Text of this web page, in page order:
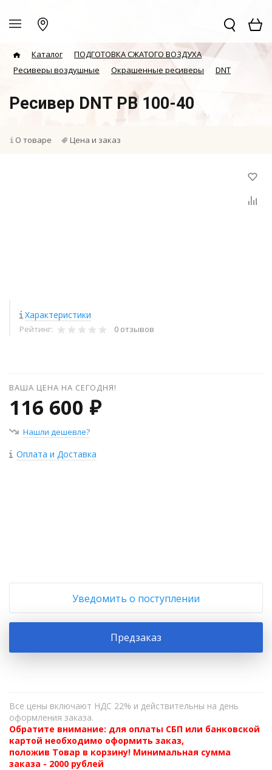
Каталог
ПОДГОТОВКА СЖАТОГО ВОЗДУХА
Ресиверы воздушные
Окрашенные ресиверы DNT
Ресивер DNT РВ 100-40
О товаре Цена и заказ
Характеристики
Рейтинг: 0 отзывов
ВАША ЦЕНА НА СЕГОДНЯ!
116 600 ₽
Нашли дешевле?
Оплата и Доставка
Уведомить о поступлении
Предзаказ
Все цены включают НДС 22% и действительны на день
оформления заказа.
Обратите внимание: для оплаты СБП или банковской
картой необходимо оформить заказ,
положив Товар в корзину! Минимальная сумма
заказа - 2000 рублей